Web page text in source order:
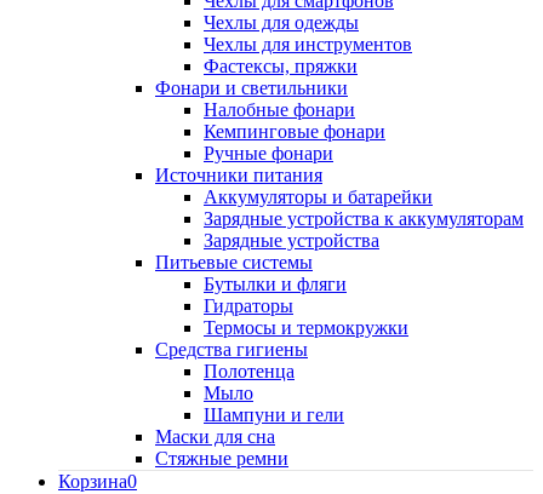
Чехлы для одежды
Чехлы для инструментов
Фастексы, пряжки
Фонари и светильники
Налобные фонари
Кемпинговые фонари
Ручные фонари
Источники питания
Аккумуляторы и батарейки
Зарядные устройства к аккумуляторам
Зарядные устройства
Питьевые системы
Бутылки и фляги
Гидраторы
Термосы и термокружки
Средства гигиены
Полотенца
Мыло
Шампуни и гели
Маски для сна
Стяжные ремни
Корзина0